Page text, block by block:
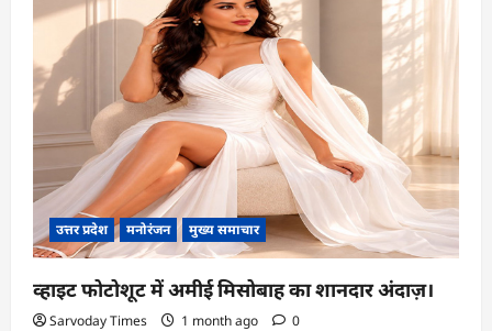
उत्तर प्रदेश मनोरंजन मुख्य समाचार
व्हाइट फोटोशूट में अमीई मिसोबाह का शानदार अंदाज़।
Sarvoday Times 1 month ago 0